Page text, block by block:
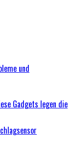
und
Gadgets legen die